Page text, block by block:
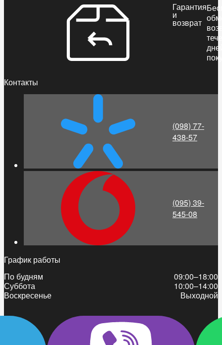
Гарантия
и
возврат
Контакты
(098) 77-
438-57
(095) 39-
545-08
График работы
По будням
09:00–18:00
Суббота
10:00–14:00
Воскресенье
Выходной